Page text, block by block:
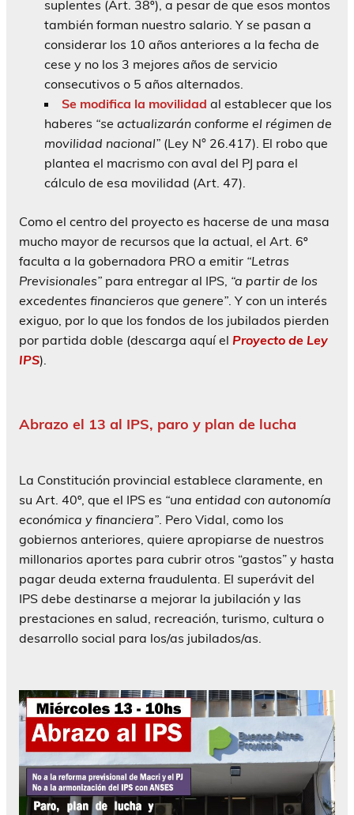
suplentes (Art. 38º), a pesar de que esos montos
también forman nuestro salario. Y se pasan a
considerar los 10 años anteriores a la fecha de
cese y no los 3 mejores años de servicio
consecutivos o 5 años alternados.
Se modifica la movilidad al establecer que los
haberes “se actualizarán conforme el régimen de
movilidad nacional” (Ley N° 26.417). El robo que
plantea el macrismo con aval del PJ para el
cálculo de esa movilidad (Art. 47).
Como el centro del proyecto es hacerse de una masa
mucho mayor de recursos que la actual, el Art. 6º
faculta a la gobernadora PRO a emitir “Letras
Previsionales” para entregar al IPS, “a partir de los
excedentes financieros que genere” . Y con un interés
exiguo, por lo que los fondos de los jubilados pierden
por partida doble (descarga aquí el Proyecto de Ley
IPS).
Abrazo el 13 al IPS, paro y plan de lucha
La Constitución provincial establece claramente, en
su Art. 40º, que el IPS es “una entidad con autonomía
económica y financiera”. Pero Vidal, como los
gobiernos anteriores, quiere apropiarse de nuestros
millonarios aportes para cubrir otros “gastos” y hasta
pagar deuda externa fraudulenta. El superávit del
IPS debe destinarse a mejorar la jubilación y las
prestaciones en salud, recreación, turismo, cultura o
desarrollo social para los/as jubilados/as.